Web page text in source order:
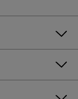
Nature?